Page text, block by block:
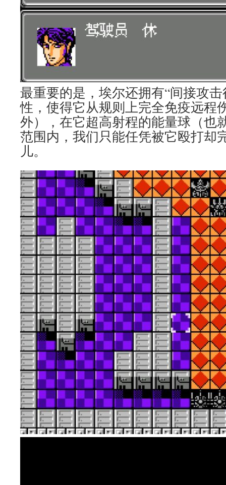
最重要的是，埃尔还拥有“间接攻
性，使得它从规则上完全免疫远程
外），在它超高射程的能量球（也
范围内，我们只能任凭被它殴打却
儿。